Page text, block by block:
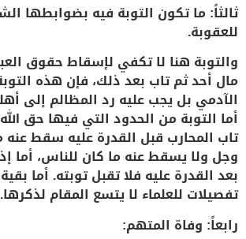
ثالثاً: ما تكون التوبة فيه بضوابطها
للعقوبة.
والتوبة هنا لا تكفي لإسقاط حقوق
مال أحد ثم تاب بعد ذلك، فإن هذه
الآدمي بل يجب عليه رد المظالم إلى
أما التوبة من الحدود التي فيها حق
تاب المحارب قبل القدرة عليه سقط عنه
وجل ولا يسقط عنه ما كان للناس، أما
بعد القدرة عليه فلا تقبل توبته. أما
تفصيلات للعلماء لا يتسع المقام لذكرها.
رابعاً: وفاة المتهم: